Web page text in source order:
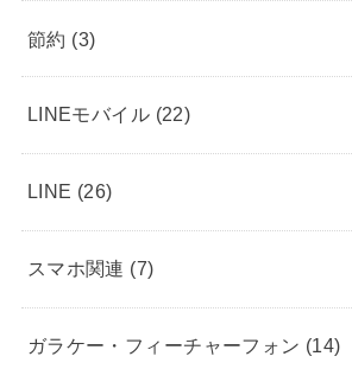
節約 (3)
LINEモバイル (22)
LINE (26)
スマホ関連 (7)
ガラケー・フィーチャーフォン (14)